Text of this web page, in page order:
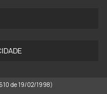
de 19/02/1998)